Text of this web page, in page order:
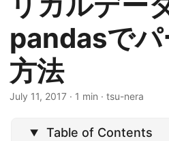
pandasでパ
方法
July 11, 2017 · 1 min · tsu-nera
Table of Contents